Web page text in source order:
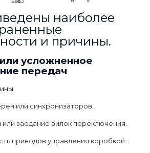
наиболее
и причины.
усложненное
передач
или синхронизаторов.
заедание вилок переключения.
приводов управления коробкой.